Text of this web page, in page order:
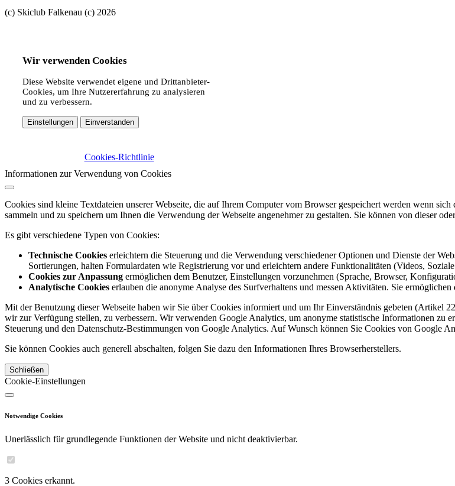
(c) Skiclub Falkenau (c) 2026
Wir verwenden Cookies
Diese Website verwendet eigene und Drittanbieter-
Cookies, um Ihre Nutzererfahrung zu analysieren
und zu verbessern.
Einstellungen Einverstanden
Cookies-Richtlinie
Informationen zur Verwendung von Cookies
Cookies sind kleine Textdateien unserer Webseite, die auf Ihrem Computer vom Browser gespeichert werden wenn
sammeln und zu speichern um Ihnen die Verwendung der Webseite angenehmer zu gestalten. Sie können von dieser
Es gibt verschiedene Typen von Cookies:
Technische Cookies erleichtern die Steuerung und die Verwendung verschiedener Optionen und Dienste der
Sortierungen, halten Formulardaten wie Registrierung vor und erleichtern andere Funktionalitäten (Videos,
Cookies zur Anpassung ermöglichen dem Benutzer, Einstellungen vorzunehmen (Sprache, Browser,
Analytische Cookies erlauben die anonyme Analyse des Surfverhaltens und messen Aktivitäten. Sie
Mit der Benutzung dieser Webseite haben wir Sie über Cookies informiert und um Ihr Einverständnis gebeten (Artikel
wir zur Verfügung stellen, zu verbessern. Wir verwenden Google Analytics, um anonyme statistische Informationen
Steuerung und den Datenschutz-Bestimmungen von Google Analytics. Auf Wunsch können Sie Cookies von Google
Sie können Cookies auch generell abschalten, folgen Sie dazu den Informationen Ihres Browserherstellers.
Schließen
Cookie-Einstellungen
Notwendige Cookies
Unerlässlich für grundlegende Funktionen der Website und nicht deaktivierbar.
3 Cookies erkannt.